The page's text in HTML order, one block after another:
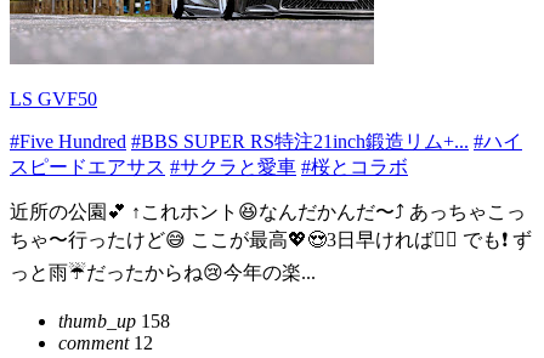
LS GVF50
#Five Hundred #BBS SUPER RS特注21inch鍛造リム+... #ハイ
スピードエアサス #サクラと愛車 #桜とコラボ
近所の公園💕 ↑これホント😆なんだかんだ〜⤴️ あっちゃこっ
ちゃ〜行ったけど😅 ここが最高💖😍3日早ければ😮‍💨 でも❗ ず
っと雨☔だったからね😢今年の楽...
thumb_up 158
comment12